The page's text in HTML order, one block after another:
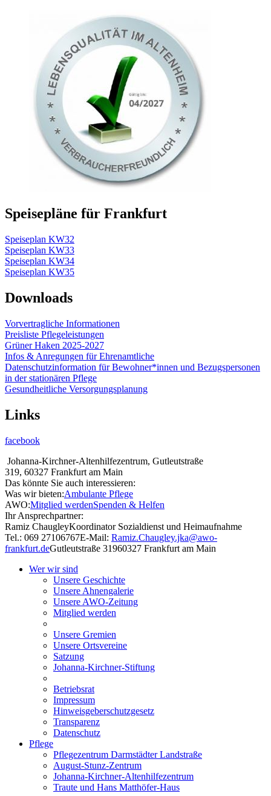
Speisepläne für Frankfurt
Speiseplan KW32
Speiseplan KW33
Speiseplan KW34
Speiseplan KW35
Downloads
Vorvertragliche Informationen
Preisliste Pflegeleistungen
Grüner Haken 2025-2027
Infos & Anregungen für Ehrenamtliche
Datenschutzinformation für Bewohner*innen und Bezugspersonen
in der stationären Pflege
Gesundheitliche Versorgungsplanung
Links
facebook
Johanna-Kirchner-Altenhilfezentrum, Gutleutstraße
319, 60327 Frankfurt am Main
Das könnte Sie auch interessieren:
Was wir bieten:Ambulante Pflege
AWO:Mitglied werdenSpenden & Helfen
Ihr Ansprechpartner:
Ramiz ChaugleyKoordinator Sozialdienst und Heimaufnahme
Tel.: 069 27106767E-Mail: Ramiz.Chaugley.jka@awo-
frankfurt.deGutleutstraße 31960327 Frankfurt am Main
Wer wir sind
Unsere Geschichte
Unsere Ahnengalerie
Unsere AWO-Zeitung
Mitglied werden
Unsere Gremien
Unsere Ortsvereine
Satzung
Johanna-Kirchner-Stiftung
Betriebsrat
Impressum
Hinweisgeberschutzgesetz
Transparenz
Datenschutz
Pflege
Pflegezentrum Darmstädter Landstraße
August-Stunz-Zentrum
Johanna-Kirchner-Altenhilfezentrum
Traute und Hans Matthöfer-Haus